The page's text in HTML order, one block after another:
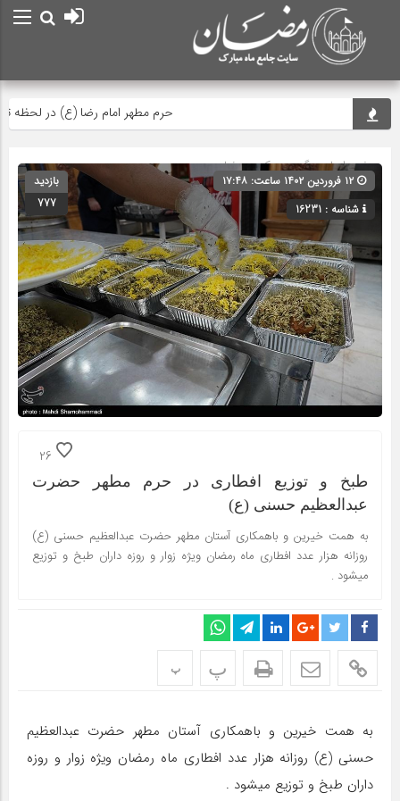
حرم مطهر امام رضا (ع) در لحظه تحویل
صفحه اصلی» گروه »عکس رمضان
شناسه : 16231
بازدید
777
26
طبخ و توزیع افطاری در حرم مطهر حضرت
عبدالعظیم حسنی (ع)
به همت خیرین و باهمکاری آستان مطهر حضرت عبدالعظیم حسنی (ع)
روزانه هزار عدد افطاری ماه رمضان ویژه زوار و روزه داران طبخ و توزیع
میشود .
پ پ
به همت خیرین و باهمکاری آستان مطهر حضرت عبدالعظیم
حسنی (ع) روزانه هزار عدد افطاری ماه رمضان ویژه زوار و روزه
داران طبخ و توزیع میشود .